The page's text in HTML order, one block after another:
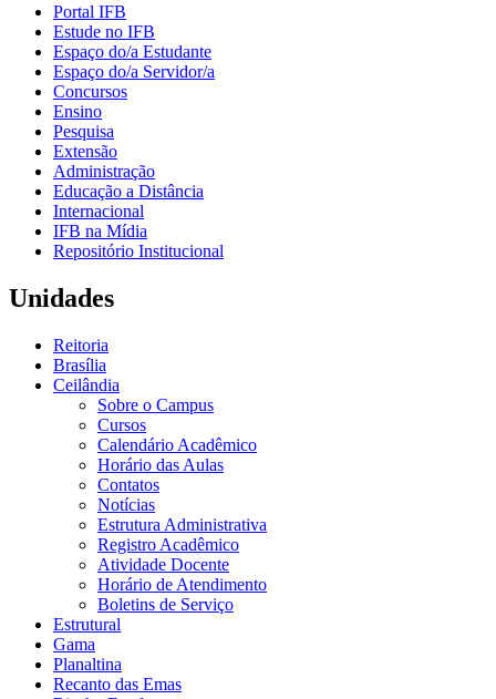
Portal IFB
Estude no IFB
Espaço do/a Estudante
Espaço do/a Servidor/a
Concursos
Ensino
Pesquisa
Extensão
Administração
Educação a Distância
Internacional
IFB na Mídia
Repositório Institucional
Unidades
Reitoria
Brasília
Ceilândia
Sobre o Campus
Cursos
Calendário Acadêmico
Horário das Aulas
Contatos
Notícias
Estrutura Administrativa
Registro Acadêmico
Atividade Docente
Horário de Atendimento
Boletins de Serviço
Estrutural
Gama
Planaltina
Recanto das Emas